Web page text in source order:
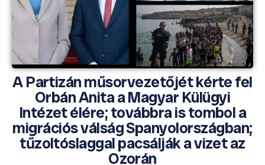
A Partizán műsorvezetőjét kérte fel
Orbán Anita a Magyar Külügyi
Intézet élére; továbbra is tombol a
migrációs válság Spanyolországban;
tűzoltóslaggal pacsálják a vizet az
Ozorán